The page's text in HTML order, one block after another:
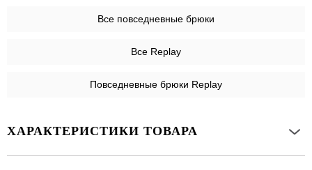
Все повседневные брюки
Все Replay
Повседневные брюки Replay
ХАРАКТЕРИСТИКИ ТОВАРА